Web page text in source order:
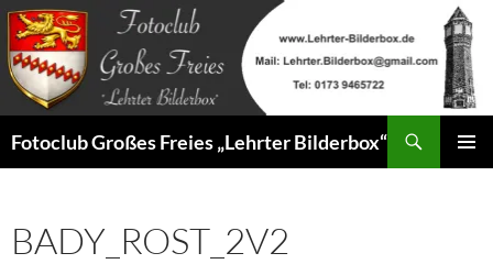
Zum
Inhalt
springen
Fotoclub Großes Freies „Lehrter Bilderbox“
BADY_ROST_2V2